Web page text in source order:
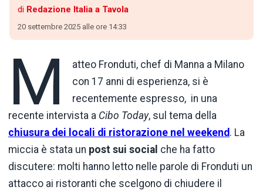
di Redazione Italia a Tavola
20 settembre 2025 alle ore 14:33
M
atteo Fronduti, chef di Manna a Milano
con 17 anni di esperienza, si è
recentemente espresso, in una
recente intervista a Cibo Today, sul tema della
chiusura dei locali di ristorazione nel weekend . La
miccia è stata un post sui social che ha fatto
discutere: molti hanno letto nelle parole di Fronduti un
attacco ai ristoranti che scelgono di chiudere il